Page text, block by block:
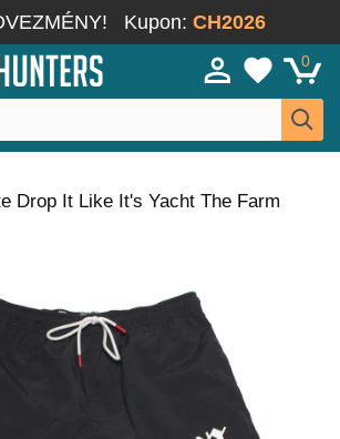
Kupon: CH2026
0
Drop It Like It's Yacht The Farm